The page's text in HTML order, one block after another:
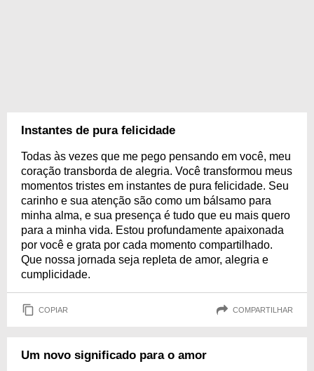
Instantes de pura felicidade
Todas às vezes que me pego pensando em você, meu
coração transborda de alegria. Você transformou meus
momentos tristes em instantes de pura felicidade. Seu
carinho e sua atenção são como um bálsamo para
minha alma, e sua presença é tudo que eu mais quero
para a minha vida. Estou profundamente apaixonada
por você e grata por cada momento compartilhado.
Que nossa jornada seja repleta de amor, alegria e
cumplicidade.
COPIAR COMPARTILHAR
Um novo significado para o amor